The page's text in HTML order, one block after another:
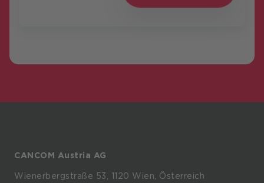
CANCOM Austria AG
Wienerbergstraße 53, 1120 Wien, Österreich